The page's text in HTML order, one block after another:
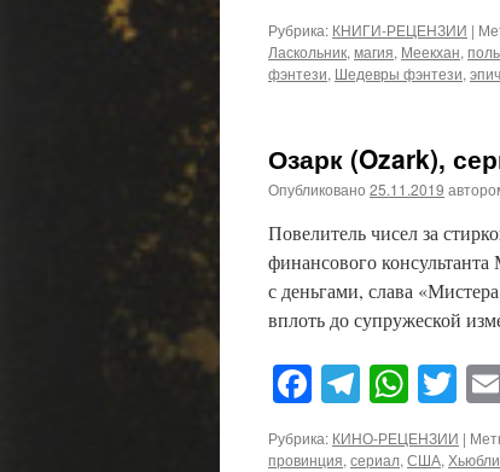
Рубрика: КНИГИ-РЕЦЕНЗИИ |
Ласкольник,магия, Меекхан,
фэнтези, Шедевры фэнтези,
Озарк (Ozark),
Опубликовано 25.11.2019
Повелитель чисел за
финансового
с деньгами, слава
вплоть до супружеской
Facebook
Рубрика: КИНО-РЕЦЕНЗИИ |
провинция, сериал, США,